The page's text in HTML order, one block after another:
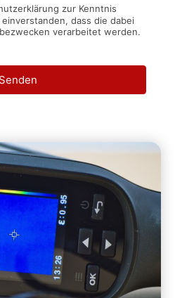
zur Kenntnis
dass die dabei
verarbeitet werden.
Senden